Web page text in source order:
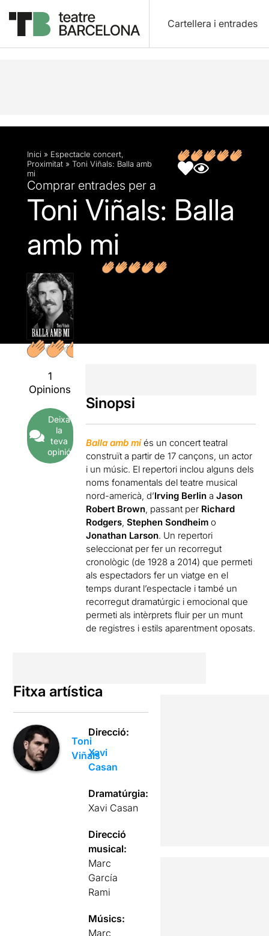
Cartellera i entrades
Descripció Fitxa artística Opinions
Inici » Espectacle concert,
Proximitat » Toni Viñals: Balla amb
mi
Comprar entrades per a
Toni Viñals: Balla
amb mi
1
Opinions
Deixa
la
teva
opinió
Sinopsi
Balla amb mi és un concert teatral
construït a partir de 17 cançons, un actor
i un músic. El repertori inclou alguns dels
noms fonamentals del teatre musical
nord-americà, d’Irving Berlin aJason
Robert Brown, passant per Richard
Rodgers,Stephen Sondheim o
Jonathan Larson. Un repertori
seleccionat per fer un recorregut
cronològic (de 1928 a 2014) que permeti
als espectadors fer un viatge en el
temps durant l’espectacle i també un
recorregut dramatúrgic i emocional que
permeti als intèrprets fluir per un munt
de registres i estils aparentment oposats.
Fitxa artística
Toni
Viñals
Direcció:
Xavi
Casan
Dramatúrgia:
Xavi Casan
Direcció
musical:
Marc
García
Rami
Músics:
Marc